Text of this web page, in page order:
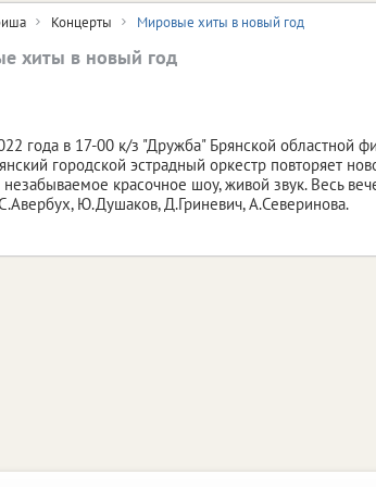
Концерты Мировые хиты в новый год
хиты в новый год
года в 17-00 к/з "Дружба" Брянской областной
городской эстрадный оркестр повторяет
красочное шоу, живой звук. Весь
Ю.Душаков, Д.Гриневич, А.Северинова.